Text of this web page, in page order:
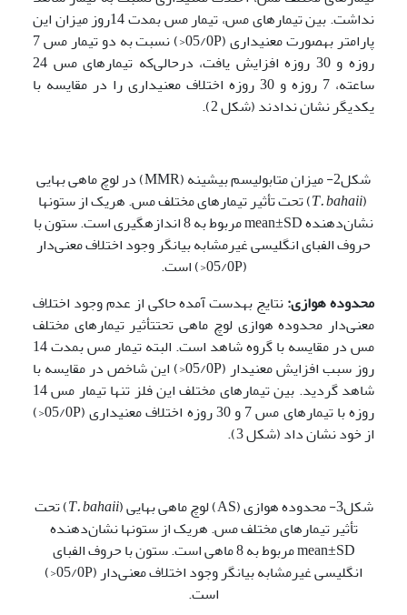
نداشت. بین تیمارهای مس، تیمار مس بمدت 14روز میزان این
پارامتر به­صورت معنی­داری (05/0P<) نسبت به دو تیمار مس 7
روزه و 30 روزه افزایش یافت، درحالی‌که تیمارهای مس 24
ساعته، 7 روزه و 30 روزه اختلاف معنی­داری را در مقایسه با
یکدیگر نشان ندادند (شکل 2).
شکل2- میزان متابولیسم بیشینه (MMR) در لوچ ماهی بهایی
(
T. bahaii) تحت تأثیر تیمارهای مختلف مس. هریک از ستون­ها
نشان‌دهنده mean±SD مربوط به 8 اندازه­گیری است. ستون با
حروف الفبای انگلیسی غیرمشابه بیانگر وجود اختلاف معنی‌دار
(05/0P<) است.
محدوده هوازی:نتایج به­دست آمده حاکی از عدم وجود اختلاف
معنی‌دار محدوده هوازی لوچ ماهی تحت­تأثیر تیمار­های مختلف
مس در مقایسه با گروه شاهد است. البته تیمار مس بمدت 14
روز سبب افزایش معنی­دار (05/0P<) این شاخص در مقایسه با
شاهد گردید. بین تیمارهای مختلف این فلز تنها تیمار مس 14
روزه با تیمارهای مس 7 و 30 روزه اختلاف معنی­داری (05/0P<)
از خود نشان داد (شکل 3).
شکل3- محدوده هوازی (AS) لوچ ماهی بهایی ( T. bahaii) تحت
تأثیر تیمارهای مختلف مس. هریک از ستون­ها نشان‌دهنده
mean±SD مربوط به 8 ماهی است. ستون با حروف الفبای
انگلیسی غیرمشابه بیانگر وجود اختلاف معنی‌دار (05/0P<)
است.